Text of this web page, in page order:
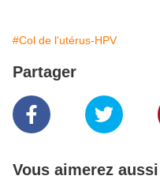
#Col de l'utérus-HPV
Partager
Vous aimerez aussi